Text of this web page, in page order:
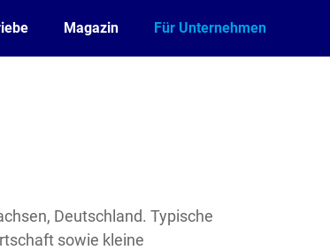
Magazin Für Unternehmen
Deutschland. Typische
sowie kleine